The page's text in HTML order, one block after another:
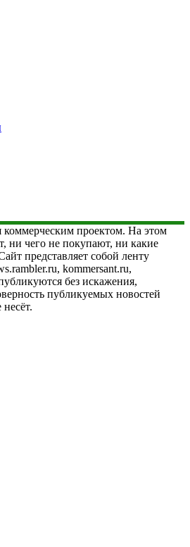
коммерческим проектом. На этом
ни чего не покупают, ни какие
представляет собой ленту
kommersant.ru,
без искажения,
публикуемых новостей